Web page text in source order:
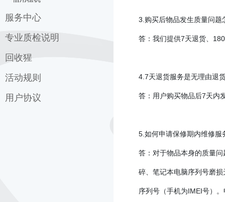
服务中心
质检说明
速回收服务条款
担保交易
专业质检说明
外观成色
屏幕质检
功能检测
回收猩
关于回收猩
回收猩服务条款
活动规则
双十一活动规则
用户协议
3. 购买后物品发生质量问题
答：我们提供7天退货、 180
4.7天退货服务是无理由退
答：用户购买物品后7天内
5. 如何申请保修期内维修服
答：对于物品本身的质量
碎、笔记本电脑序列号磨
序列号（手机为IMEI号）